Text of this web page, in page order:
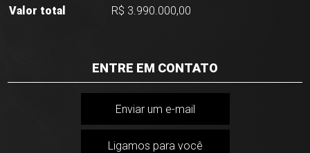
Valor total
R$ 3.990.000,00
ENTRE EM CONTATO
Enviar um e-mail
Ligamos para você